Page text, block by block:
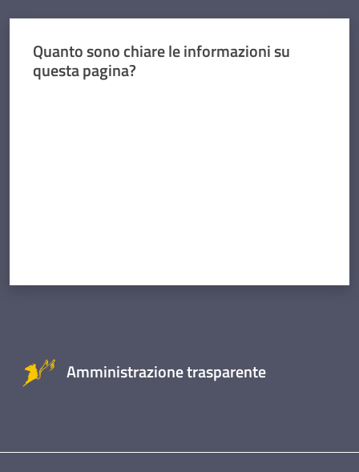
Quanto sono chiare le informazioni su
questa pagina?
Amministrazione trasparente